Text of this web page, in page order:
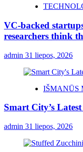
VC-backed
researchers think
admin 31 liepos, 2026
IŠMANŪS
Smart City’s
admin 31 liepos, 2026